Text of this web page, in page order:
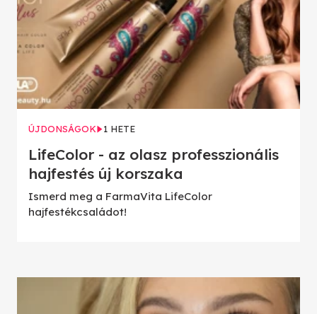
ÚJDONSÁGOK 1 HETE
LifeColor - az olasz professzionális
hajfestés új korszaka
Ismerd meg a FarmaVita LifeColor
hajfestékcsaládot!